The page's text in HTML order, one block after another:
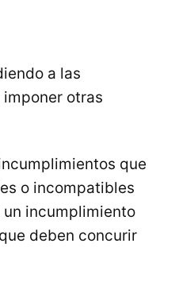
a las
otras
que
o incompatibles
incumplimiento
deben concurir